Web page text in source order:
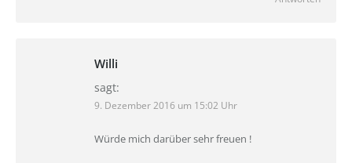
Willi
sagt:
9. Dezember 2016 um 15:02 Uhr
Würde mich darüber sehr freuen !